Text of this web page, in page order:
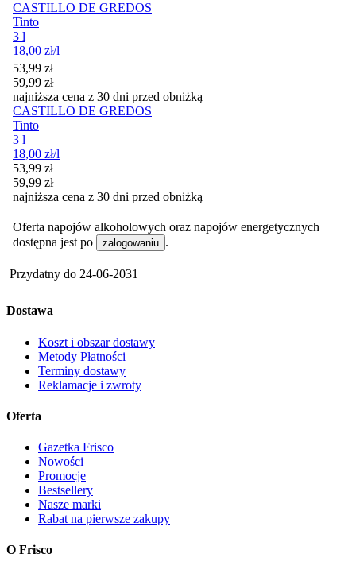
CASTILLO DE GREDOS
Tinto
3 l
18,00 zł/l
Cena promocyjna
53,99 zł
59,99 zł
najniższa cena z 30 dni przed obniżką
CASTILLO DE GREDOS
Tinto
3 l
18,00 zł/l
Cena promocyjna
53,99 zł
59,99 zł
najniższa cena z 30 dni przed obniżką
Oferta napojów alkoholowych oraz napojów energetycznych
dostępna jest po
zalogowaniu .
Przydatny do 24-06-2031
Dostawa
Koszt i obszar dostawy
Metody Płatności
Terminy dostawy
Reklamacje i zwroty
Oferta
Gazetka Frisco
Nowości
Promocje
Bestsellery
Nasze marki
Rabat na pierwsze zakupy
O Frisco